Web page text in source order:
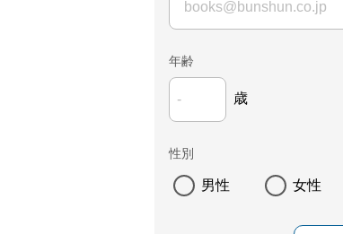
年齢
歳
性別
男性 女性